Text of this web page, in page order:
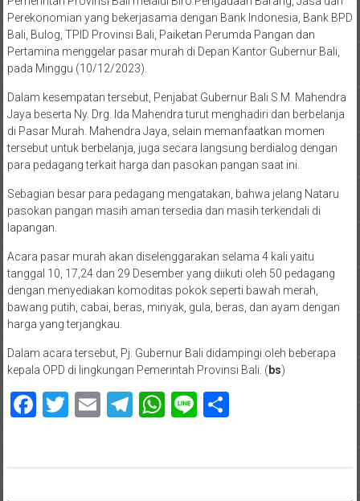
Perekonomian yang bekerjasama dengan Bank Indonesia, Bank BPD
Bali, Bulog, TPID Provinsi Bali, Paiketan Perumda Pangan dan
Pertamina menggelar pasar murah di Depan Kantor Gubernur Bali,
pada Minggu (10/12/2023).
Dalam kesempatan tersebut, Penjabat Gubernur Bali S.M. Mahendra
Jaya beserta Ny. Drg. Ida Mahendra turut menghadiri dan berbelanja
di Pasar Murah. Mahendra Jaya, selain memanfaatkan momen
tersebut untuk berbelanja, juga secara langsung berdialog dengan
para pedagang terkait harga dan pasokan pangan saat ini.
Sebagian besar para pedagang mengatakan, bahwa jelang Nataru
pasokan pangan masih aman tersedia dan masih terkendali di
lapangan.
Acara pasar murah akan diselenggarakan selama 4 kali yaitu
tanggal 10, 17,24 dan 29 Desember yang diikuti oleh 50 pedagang
dengan menyediakan komoditas pokok seperti bawah merah,
bawang putih, cabai, beras, minyak, gula, beras, dan ayam dengan
harga yang terjangkau.
Dalam acara tersebut, Pj. Gubernur Bali didampingi oleh beberapa
kepala OPD di lingkungan Pemerintah Provinsi Bali. ( bs)
Facebook
Twitter
EmailTelegram
WhatsApp
LineShare